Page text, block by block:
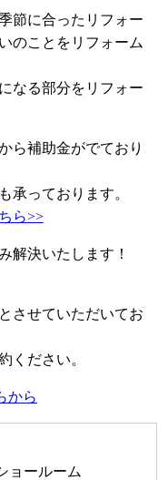
節に合ったリフォー
のことをリフォーム
なる部分をリフォー
ら補助金がでており
承っております。
ら>>
解決いたします！
させていただいてお
ください。
ョールーム